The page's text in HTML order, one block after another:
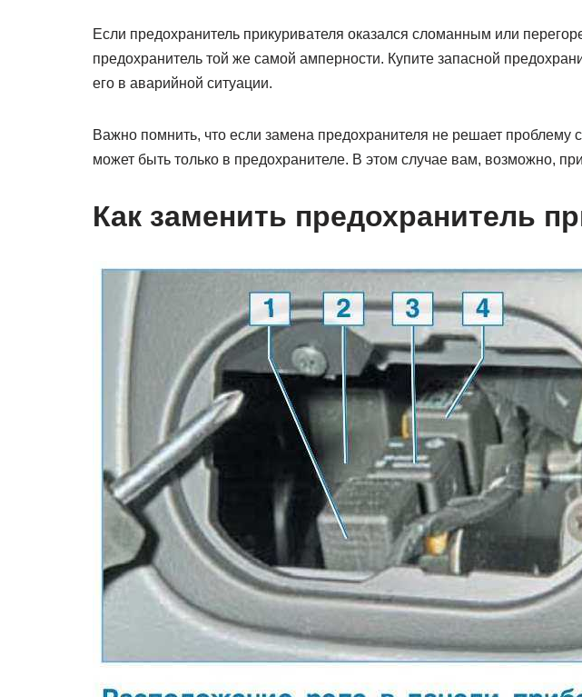
Если предохранитель прикуривателя оказался сломанным или
предохранитель той же самой амперности. Купите запасной
его в аварийной ситуации.
Важно помнить, что если замена предохранителя не решает проблему
может быть только в предохранителе. В этом случае вам, возможно,
Как заменить предохранитель